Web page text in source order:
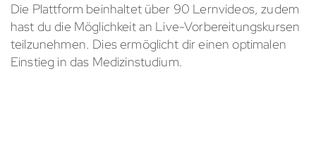
Die Plattform beinhaltet über 90 Lernvideos, zudem
hast du die Möglichkeit an Live-Vorbereitungskursen
teilzunehmen. Dies ermöglicht dir einen optimalen
Einstieg in das Medizinstudium.